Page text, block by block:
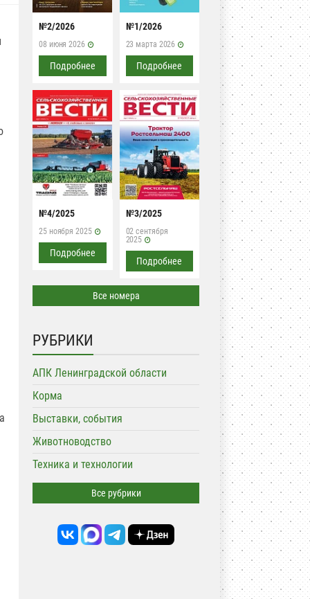
№2/2026
08 июня 2026
Подробнее
№1/2026
23 марта 2026
Подробнее
№4/2025
25 ноября 2025
Подробнее
№3/2025
02 сентября
2025
Подробнее
Все номера
РУБРИКИ
АПК Ленинградской области
Корма
Выставки, события
Животноводство
Техника и технологии
Все рубрики